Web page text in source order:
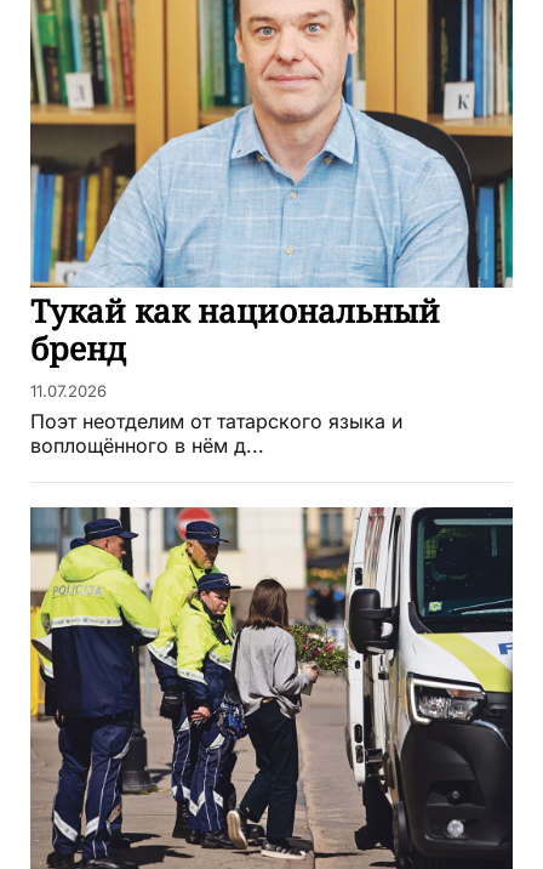
Тукай как национальный
бренд
11.07.2026
Поэт неотделим от татарского языка и
воплощённого в нём д...